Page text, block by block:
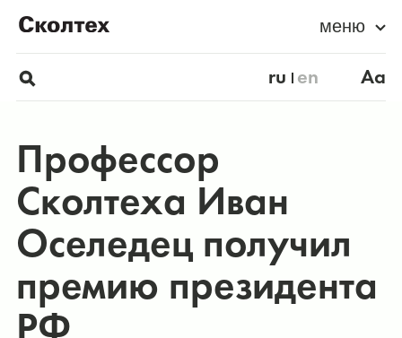
меню
ru en Aa
Профессор
Сколтеха Иван
Оселедец получил
премию президента
РФ